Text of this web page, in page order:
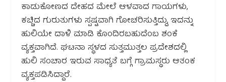
ಕಾಡುಕೋಣದ ದೇಹದ ಮೇಲೆ ಆಳವಾದ ಗಾಯಗಳು,
ಕಚ್ಚಿದ ಗುರುತುಗಳು ಸ್ಪಷ್ಟವಾಗಿ ಗೋಚರಿಸುತ್ತಿದ್ದು, ಇದನ್ನು
ಹುಲಿಯೇ ದಾಳಿ ಮಾಡಿ ಕೊಂದಿರಬಹುದೆಂಬ ಶಂಕೆ
ವ್ಯಕ್ತವಾಗಿದೆ. ಘಟನಾ ಸ್ಥಳದ ಸುತ್ತಮುತ್ತಲ ಪ್ರದೇಶದಲ್ಲಿ
ಹುಲಿ ಸಂಚಾರ ಇರುವ ಸಾಧ್ಯತೆ ಬಗ್ಗೆ ಗ್ರಾಮಸ್ಥರು ಆತಂಕ
ವ್ಯಕ್ತಪಡಿಸಿದ್ದಾರೆ.